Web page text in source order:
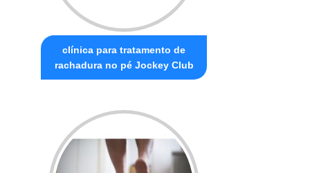
clínica para tratamento de
rachadura no pé Jockey Club